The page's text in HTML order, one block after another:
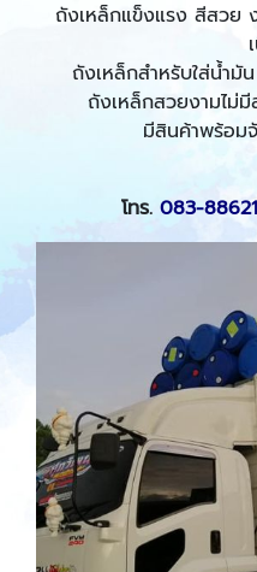
ถังเหล็กแข็งแรง สีสวย
ถังเหล็กสำหรับใส่น้ำมั
ถังเหล็กสวยงามไม่
มีสินค้าพร้อม
โทร. 083-